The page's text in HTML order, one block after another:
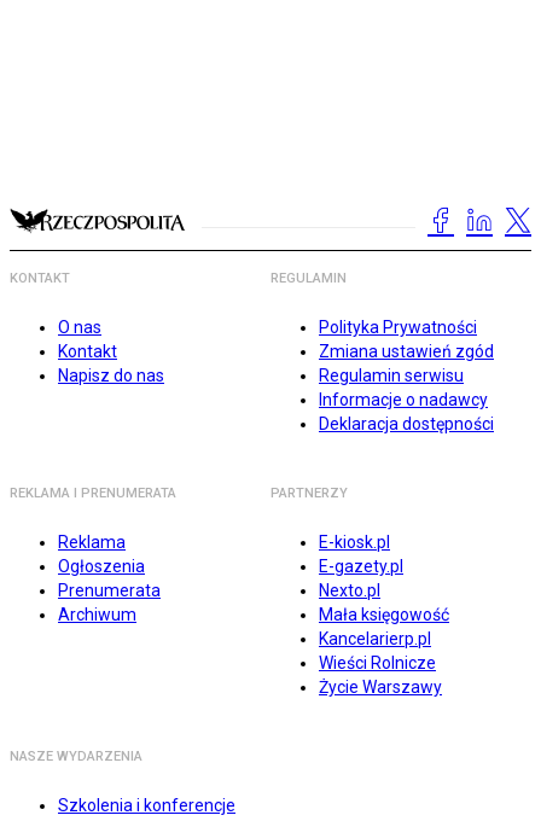
KONTAKT
O nas
Kontakt
Napisz do nas
REGULAMIN
Polityka Prywatności
Zmiana ustawień zgód
Regulamin serwisu
Informacje o nadawcy
Deklaracja dostępności
REKLAMA I PRENUMERATA
Reklama
Ogłoszenia
Prenumerata
Archiwum
PARTNERZY
E-kiosk.pl
E-gazety.pl
Nexto.pl
Mała księgowość
Kancelarierp.pl
Wieści Rolnicze
Życie Warszawy
NASZE WYDARZENIA
Szkolenia i konferencje